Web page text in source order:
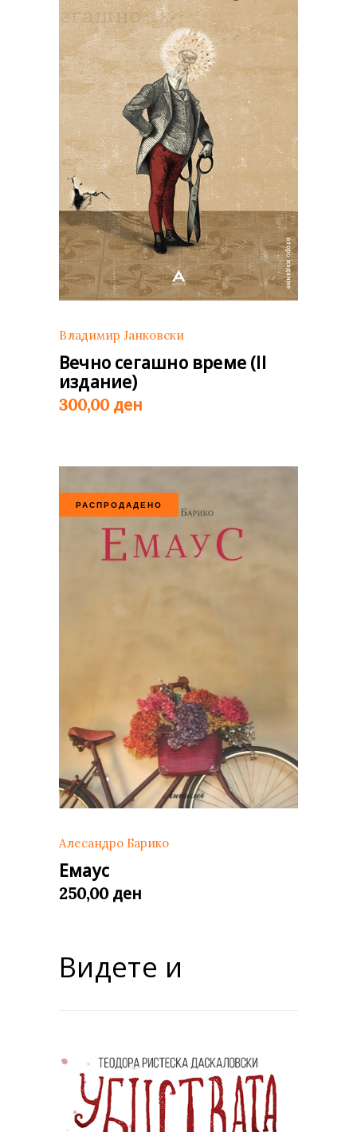
Владимир Јанковски
Вечно сегашно време (II
издание)
300,00 ден
РАСПРОДАДЕНО
Алесандро Барико
Емаус
250,00 ден
Видете и